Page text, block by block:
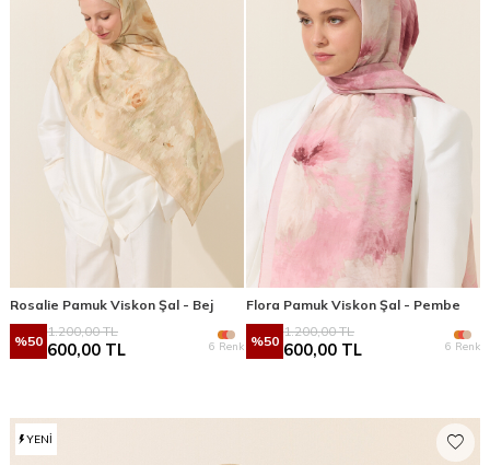
Rosalie Pamuk Viskon Şal - Bej
%50
1.200,00TL
600,00 TL 6 Renk
Flora Pamuk Viskon Şal - Pembe
%50
1.200,00TL
600,00 TL 6 Renk
YENI